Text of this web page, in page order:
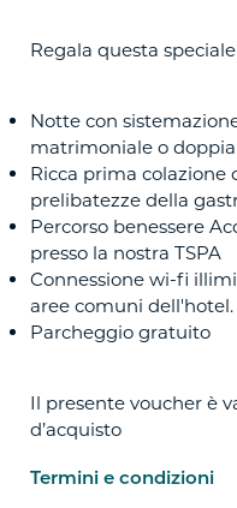
Regala questa
Notte con
matrimoniale o doppia
Ricca prima
prelibatezze della
Percorso benessere
presso la nostra TSPA
Connessione wi-fi
aree comuni dell'hotel.
Parcheggio gratuito
Il presente voucher è
d’acquisto
Termini e condizioni